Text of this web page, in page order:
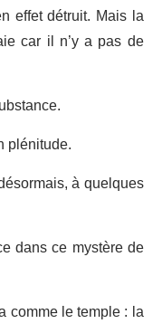
effet détruit. Mais la
car il n’y a pas de
plénitude.
à quelques
dans ce mystère de
comme le temple : la